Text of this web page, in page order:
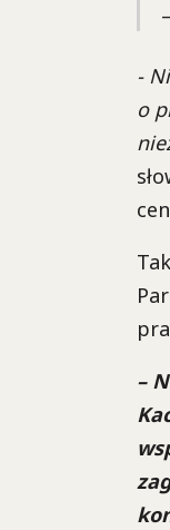
-
o
–